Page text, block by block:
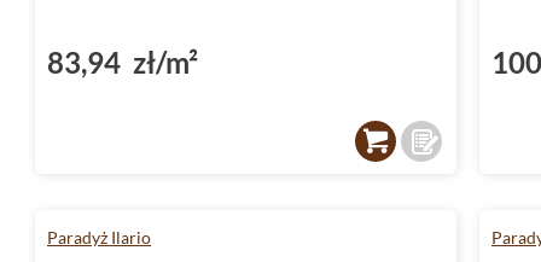
83,94 zł/m²
Paradyż Ilario